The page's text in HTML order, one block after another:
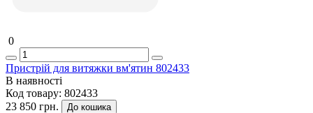
0
Пристрій для витяжки вм'ятин 802433
В наявності
Код товару: 802433
23 850 грн.
До кошика